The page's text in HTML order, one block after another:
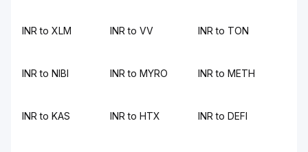
INR to XLM INR to VV INR to TON
INR to NIBI INR to MYRO INR to METH
INR to KAS INR to HTX INR to DEFI